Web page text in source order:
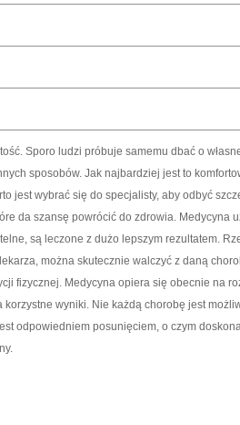
Sporo ludzi próbuje samemu dbać o
sposobów. Jak najbardziej jest to
jest wybrać się do specjalisty, aby odbyć
da szansę powrócić do zdrowia. Medycyna
są leczone z dużo lepszym rezultatem.
można skutecznie walczyć z daną
fizycznej. Medycyna opiera się obecnie na
wyniki. Nie każdą chorobę jest
odpowiedniem posunięciem, o czym